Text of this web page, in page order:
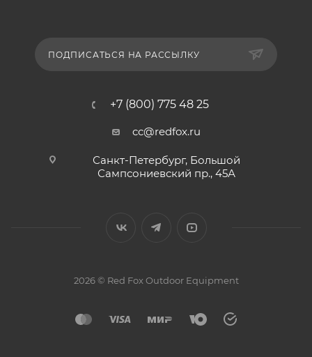
ПОДПИСАТЬСЯ НА РАССЫЛКУ
+7 (800) 775 48 25
cc@redfox.ru
Санкт-Петербург, Большой
Сампсониевский пр., 45А
2026 © Red Fox Outdoor Equipment